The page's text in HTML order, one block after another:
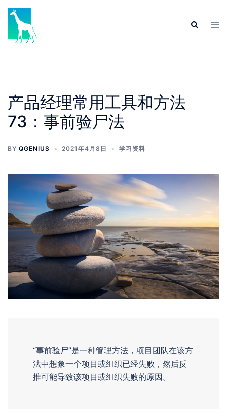
产品经理常用工具和方法
73：事前验尸法
BY QGENIUS 2021年4月8日 学习资料
“事前验尸”是一种管理方法，项目团队在该方
法中想象一个项目或组织已经失败，然后反
推可能导致该项目或组织失败的原因。